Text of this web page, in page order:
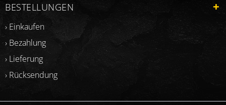
BESTELLUNGEN
› Einkaufen
› Bezahlung
› Lieferung
› Rücksendung